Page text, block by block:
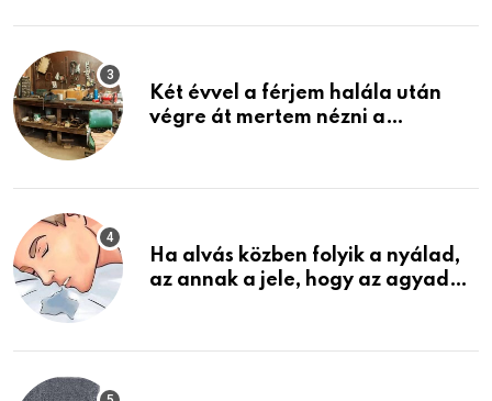
Két évvel a férjem halála után
végre át mertem nézni a
életemet
Ha alvás közben folyik a nyálad,
az annak a jele, hogy az agyad…